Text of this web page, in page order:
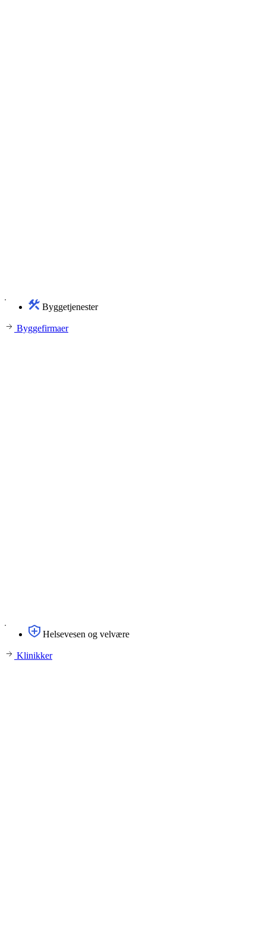
Byggetjenester
Byggefirmaer
Helsevesen og velvære
Klinikker